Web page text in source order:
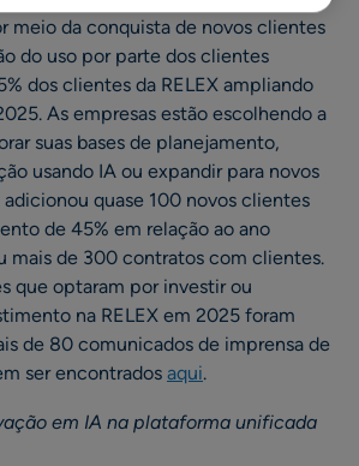
meio da conquista de novos clientes
do uso por parte dos clientes
dos clientes da RELEX ampliando
As empresas estão escolhendo a
suas bases de planejamento,
usando IA ou expandir para novos
adicionou quase 100 novos clientes
de 45% em relação ao ano
mais de 300 contratos com clientes.
que optaram por investir ou
na RELEX em 2025 foram
de 80 comunicados de imprensa de
ser encontrados aqui.
em IA na plataforma unificada